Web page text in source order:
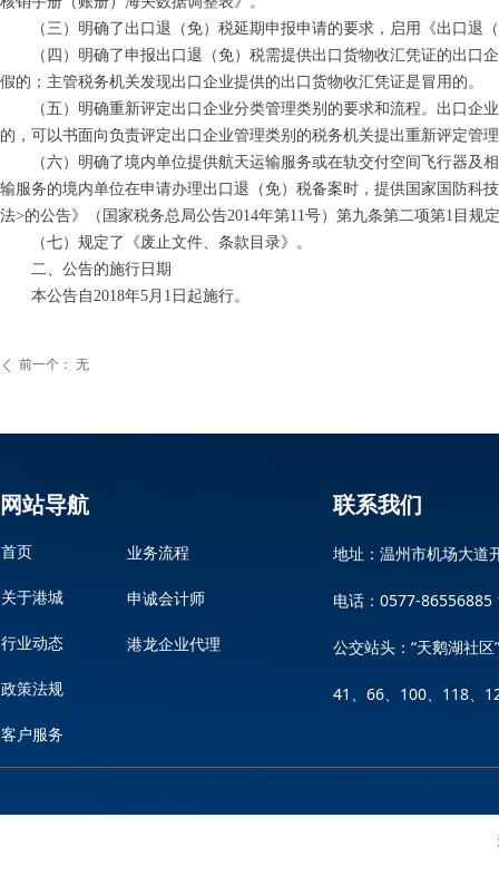
（三）明确了出口退（免）税延期申报申请的要求，启用《出口退
（四）明确了申报出口退（免）税需提供出口货物收汇凭证的出口企
假的；主管税务机关发现出口企业提供的出口货物收汇凭证是冒用的。
（五）明确重新评定出口企业分类管理类别的要求和流程。出口企业
的，可以书面向负责评定出口企业管理类别的税务机关提出重新评定管
（六）明确了境内单位提供航天运输服务或在轨交付空间飞行器及相
输服务的境内单位在申请办理出口退（免）税备案时，提供国家国防科
法>的公告》（国家税务总局公告2014年第11号）第九条第二项第1目规
（七）规定了《废止文件、条款目录》。
二、公告的施行日期
本公告自2018年5月1日起施行。
ꄴ 前一个： 无
网站导航
首页
关于港城
行业动态
政策法规
客户服务
业务流程
申诚会计师
港龙企业代理
联系我们
地址：温州市机场大道
电话：0577-
公交站头：“天鹅湖社
41、66、100、118、